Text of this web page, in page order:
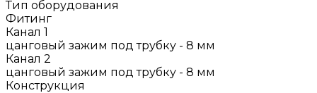
Тип оборудования
Фитинг
Канал 1
цанговый зажим под трубку - 8 мм
Канал 2
цанговый зажим под трубку - 8 мм
Конструкция